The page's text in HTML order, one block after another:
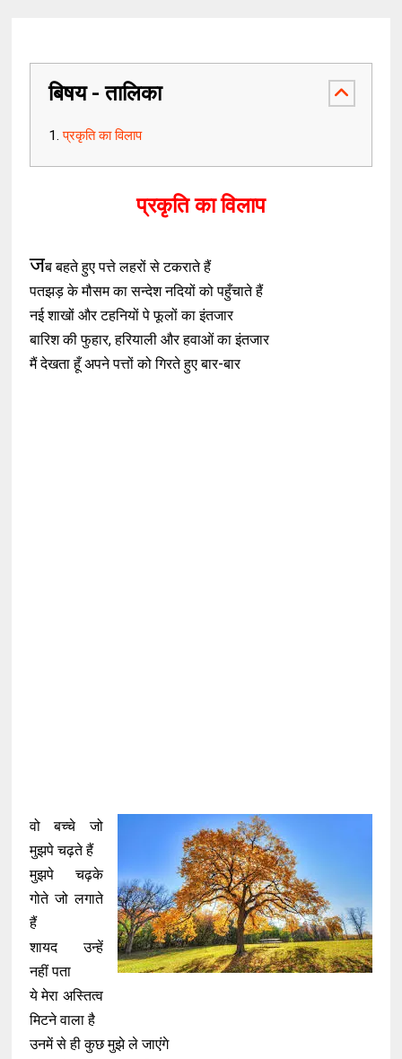
बिषय - तालिका
प्रकृति का विलाप
प्रकृति का विलाप
जब बहते हुए पत्ते लहरों से टकराते हैं
पतझड़ के मौसम का सन्देश नदियों को पहुँचाते हैं
नई शाखों और टहनियों पे फूलों का इंतजार
बारिश की फुहार, हरियाली और हवाओं का इंतजार
मैं देखता हूँ अपने पत्तों को गिरते हुए बार-बार
वो बच्चे जो
मुझपे चढ़ते हैं
मुझपे चढ़के
गोते जो लगाते
हैं
शायद उन्हें
नहीं पता
ये मेरा अस्तित्व
मिटने वाला है
उनमें से ही कुछ मुझे ले जाएंगे